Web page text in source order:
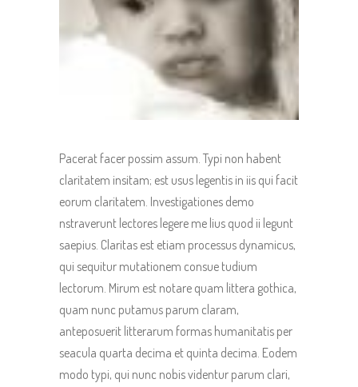
Pacerat facer possim assum. Typi non habent
claritatem insitam; est usus legentis in iis qui facit
eorum claritatem. Investigationes demo
nstraverunt lectores legere me lius quod ii legunt
saepius. Claritas est etiam processus dynamicus,
qui sequitur mutationem consue tudium
lectorum. Mirum est notare quam littera gothica,
quam nunc putamus parum claram,
anteposuerit litterarum formas humanitatis per
seacula quarta decima et quinta decima. Eodem
modo typi, qui nunc nobis videntur parum clari,